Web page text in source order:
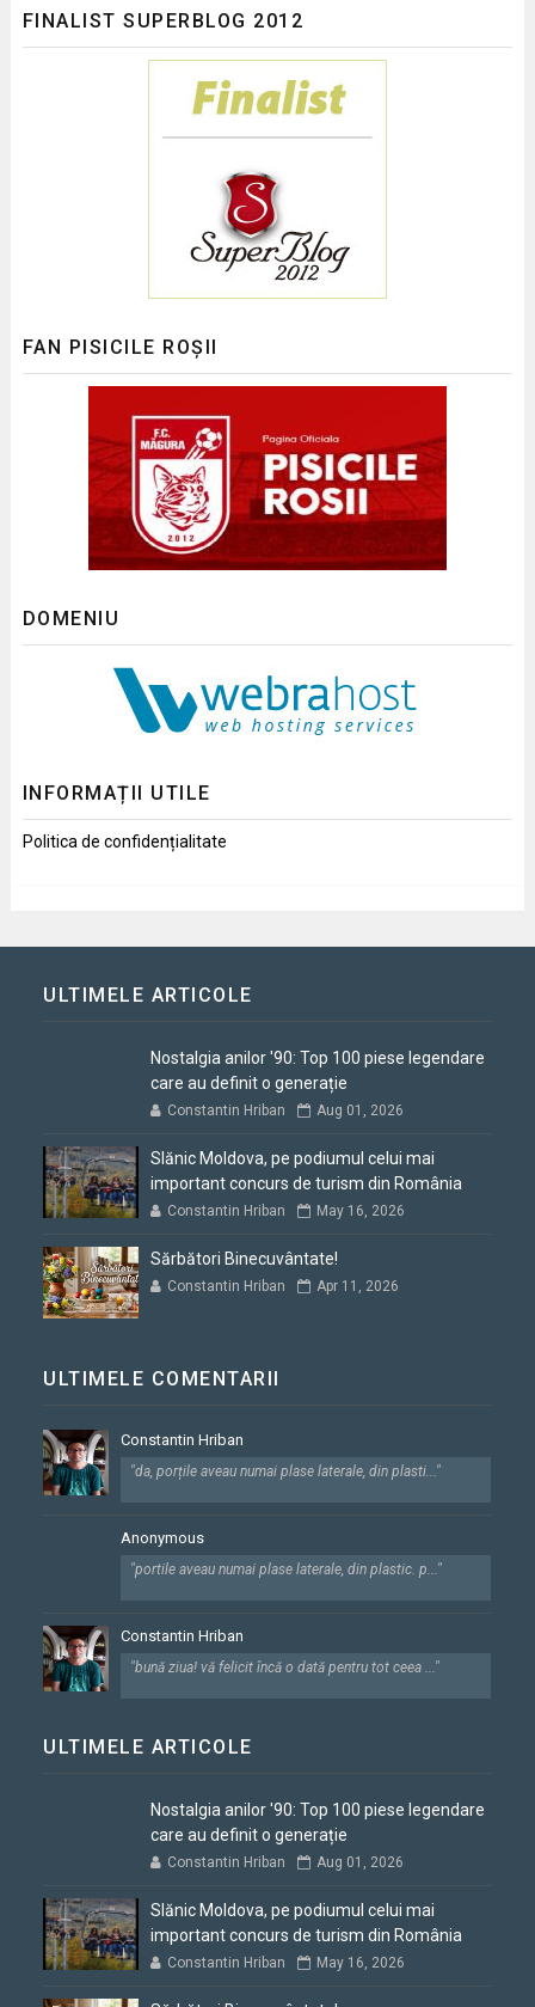
FINALIST SUPERBLOG 2012
FAN PISICILE ROȘII
DOMENIU
INFORMAȚII UTILE
Politica de confidențialitate
ULTIMELE ARTICOLE
Nostalgia anilor '90: Top 100 piese legendare
care au definit o generație
Constantin Hriban Aug 01, 2026
Slănic Moldova, pe podiumul celui mai
important concurs de turism din România
Constantin Hriban May 16, 2026
Sărbători Binecuvântate!
Constantin Hriban Apr 11, 2026
ULTIMELE COMENTARII
Constantin Hriban
"da, porțile aveau numai plase laterale, din plasti..."
Anonymous
"portile aveau numai plase laterale, din plastic. p..."
Constantin Hriban
"bună ziua! vă felicit încă o dată pentru tot ceea ..."
ULTIMELE ARTICOLE
Nostalgia anilor '90: Top 100 piese legendare
care au definit o generație
Constantin Hriban Aug 01, 2026
Slănic Moldova, pe podiumul celui mai
important concurs de turism din România
Constantin Hriban May 16, 2026